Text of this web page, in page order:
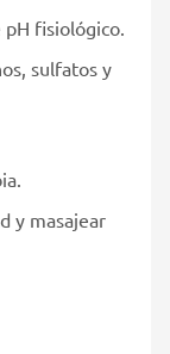
fisiológico.
sulfatos y
y masajear